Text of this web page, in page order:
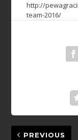
http://
team-2016/
PREVIOUS